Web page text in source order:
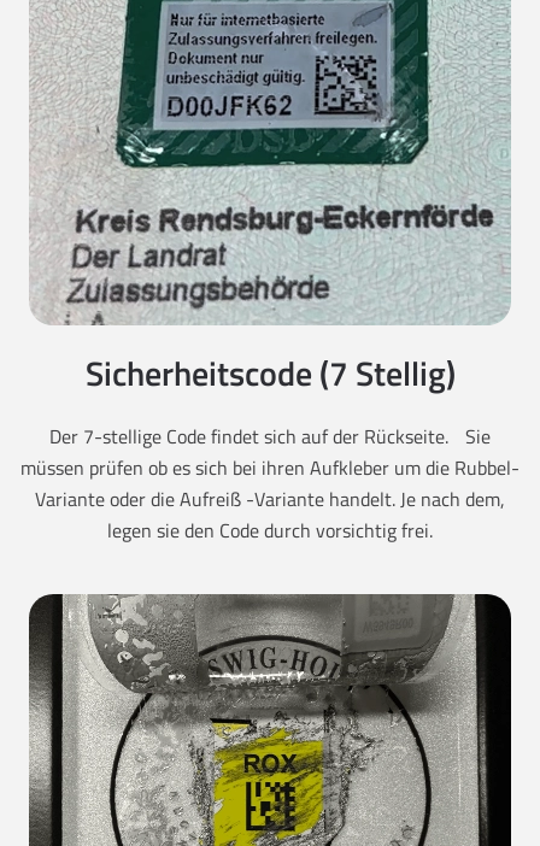
Sicherheitscode (7 Stellig)
Der 7-stellige Code findet sich auf der Rückseite. Sie
müssen prüfen ob es sich bei ihren Aufkleber um die Rubbel-
Variante oder die Aufreiß -Variante handelt. Je nach dem,
legen sie den Code durch vorsichtig frei.